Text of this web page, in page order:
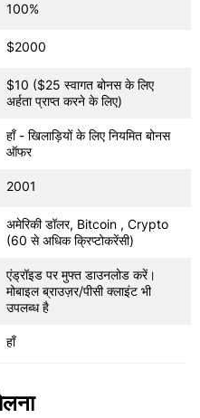
100%
$2000
$10 ($25 स्वागत बोनस के लिए
अर्हता प्राप्त करने के लिए)
हाँ - खिलाड़ियों के लिए नियमित बोनस
ऑफर
2001
अमेरिकी डॉलर, Bitcoin , Crypto
(60 से अधिक क्रिप्टोकरेंसी)
एंड्रॉइड पर मुफ्त डाउनलोड करें।
मोबाइल ब्राउज़र/पीसी क्लाइंट भी
उपलब्ध है
हाँ